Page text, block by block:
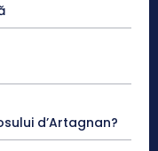
d’Artagnan?